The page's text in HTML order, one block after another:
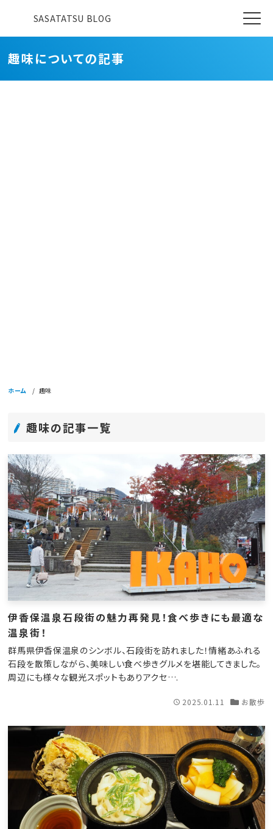
SASATATSU BLOG
趣味についての記事
ホーム 趣味
趣味の記事一覧
伊香保温泉石段街の魅力再発見！食べ歩きにも最適な
温泉街！
群馬県伊香保温泉のシンボル、石段街を訪れました！情緒あふれる
石段を散策しながら、美味しい食べ歩きグルメを堪能してきました。
周辺にも様々な観光スポットもありアクセ….
2025.01.11 お散歩